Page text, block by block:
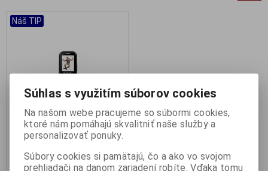
Náš TIP
EVOLVEO EasyPhone EG -
telefón pre seniorov
Súhlas s využitím súborov cookies
Na našom webe pracujeme so súbormi cookies,
ktoré nám pomáhajú skvalitniť naše služby a
personalizovať ponuky.
Súbory cookies si pamätajú, čo a ako vo svojom
prehliadači na danom zariadení robíte. Vďaka tomu